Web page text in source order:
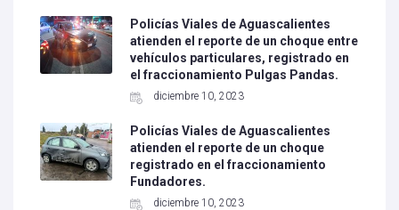
Policías Viales de Aguascalientes
atienden el reporte de un choque entre
vehículos particulares, registrado en
el fraccionamiento Pulgas Pandas.
diciembre 10, 2023
Policías Viales de Aguascalientes
atienden el reporte de un choque
registrado en el fraccionamiento
Fundadores.
diciembre 10, 2023